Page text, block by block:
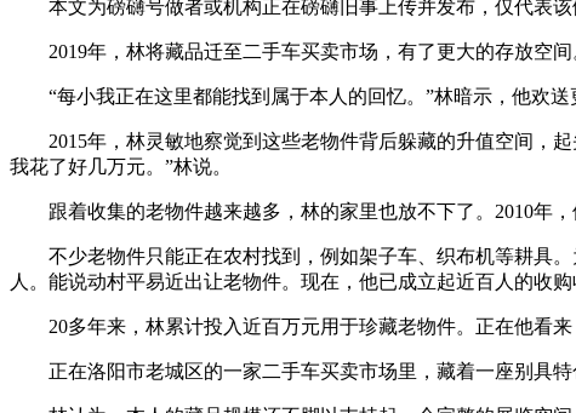
本文为磅礴号做者或机构正在磅礴旧事上传并发布，仅代表该
2019年，林将藏品迁至二手车买卖市场，有了更大的存放空间
“每小我正在这里都能找到属于本人的回忆。”林暗示，他欢送
2015年，林灵敏地察觉到这些老物件背后躲藏的升值空间，起
我花了好几万元。”林说。
跟着收集的老物件越来越多，林的家里也放不下了。2010年，
不少老物件只能正在农村找到，例如架子车、织布机等耕具。
人。能说动村平易近出让老物件。现在，他已成立起近百人的收
20多年来，林累计投入近百万元用于珍藏老物件。正在他看来
正在洛阳市老城区的一家二手车买卖市场里，藏着一座别具特